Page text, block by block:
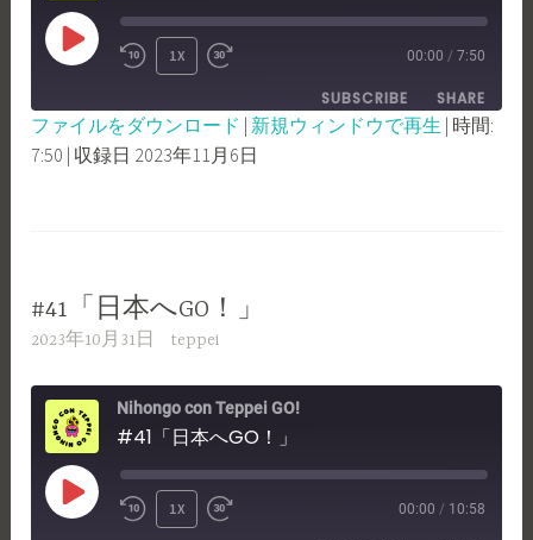
PLAY
REWIND
10
SECONDS
1X
FAST
FORWARD
30
00:00 / 7:50
SUBSCRIBE SHARE
SHARE
ファイルをダウンロード | 新規ウィンドウで再生 | 時間:
7:50 | 収録日 2023年11月6日
#41「日本へGO！」
2023年10月31日 teppei
Nihongo con Teppei GO!
#41「日本へGO！」
PLAY
REWIND
1X
FAST
00:00 / 10:58